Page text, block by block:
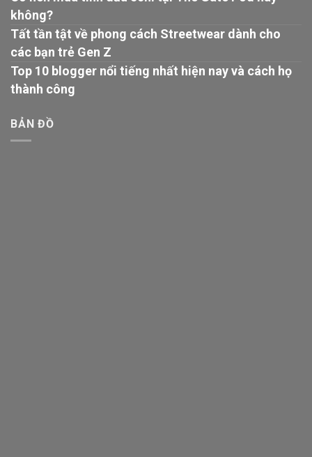
không?
Tất tần tật về phong cách Streetwear dành cho
các bạn trẻ Gen Z
Top 10 blogger nổi tiếng nhất hiện nay và cách họ
thành công
BẢN ĐỒ